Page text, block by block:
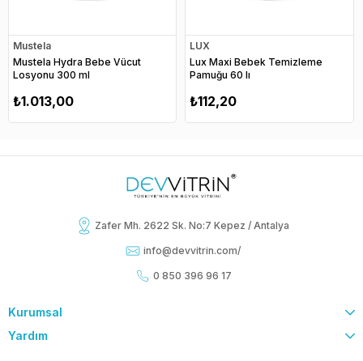
Mustela
Mustela Hydra Bebe Vücut
Losyonu 300 ml
₺1.013,00
LUX
Lux Maxi Bebek Temizleme
Pamuğu 60 lı
₺112,20
Zafer Mh. 2622 Sk. No:7 Kepez / Antalya
info@devvitrin.com/
0 850 396 96 17
Kurumsal
Yardım